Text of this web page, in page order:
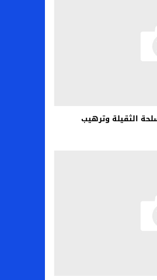
الثقيلة وترهيب